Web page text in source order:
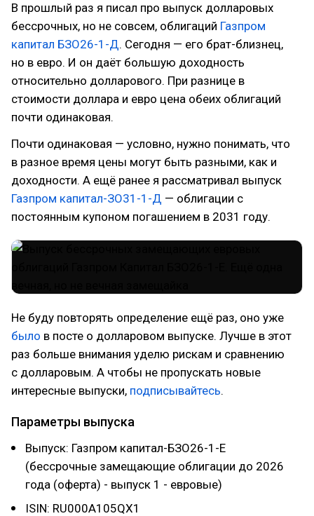
В прошлый раз я писал про выпуск долларовых
бессрочных, но не совсем, облигаций Газпром
капитал БЗО26-1-Д. Сегодня — его брат-близнец,
но в евро. И он даёт большую доходность
относительно долларового. При разнице в
стоимости доллара и евро цена обеих облигаций
почти одинаковая.
Почти одинаковая — условно, нужно понимать, что
в разное время цены могут быть разными, как и
доходности. А ещё ранее я рассматривал выпуск
Газпром капитал-ЗО31-1-Д — облигации с
постоянным купоном погашением в 2031 году.
Не буду повторять определение ещё раз, оно уже
было в посте о долларовом выпуске. Лучше в этот
раз больше внимания уделю рискам и сравнению
с долларовым. А чтобы не пропускать новые
интересные выпуски, подписывайтесь.
Параметры выпуска
Выпуск: Газпром капитал-БЗО26-1-Е
(бессрочные замещающие облигации до 2026
года (оферта) - выпуск 1 - евровые)
ISIN: RU000A105QX1